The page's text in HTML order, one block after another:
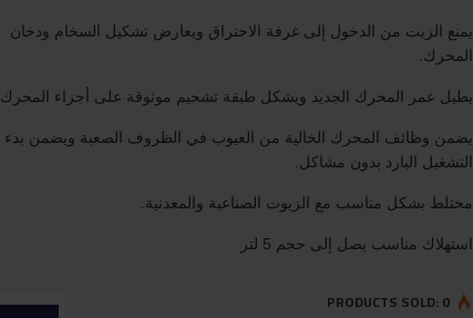
يمنع الزيت من الدخول إلى غرفة الاحتراق ويعارض تشكيل السخام ودخان
المحرك.
يطيل عمر المحرك الجديد ويشكل طبقة تشحيم موثوقة على أجزاء المحرك.
يضمن وظائف المحرك الخالية من العيوب في الظروف الصعبة ويضمن بدء
التشغيل البارد بدون مشاكل.
مختلط بشكل مناسب مع الزيوت الصناعية والمعدنية.
استهلاك مناسب يصل إلى حجم 5 لتر
PRODUCTS SOLD: 0